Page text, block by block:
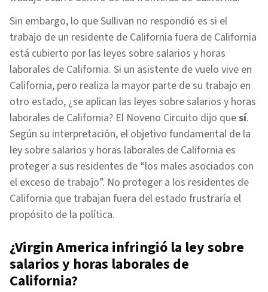
Sin embargo, lo que Sullivan no respondió es si el
trabajo de un residente de California fuera de California
está cubierto por las leyes sobre salarios y horas
laborales de California. Si un asistente de vuelo vive en
California, pero realiza la mayor parte de su trabajo en
otro estado, ¿se aplican las leyes sobre salarios y horas
laborales de California? El Noveno Circuito dijo quesí.
Según su interpretación, el objetivo fundamental de la
ley sobre salarios y horas laborales de California es
proteger a sus residentes de “los males asociados con
el exceso de trabajo”. No proteger a los residentes de
California que trabajan fuera del estado frustraría el
propósito de la política.
¿Virgin America infringió la ley sobre
salarios y horas laborales de
California?